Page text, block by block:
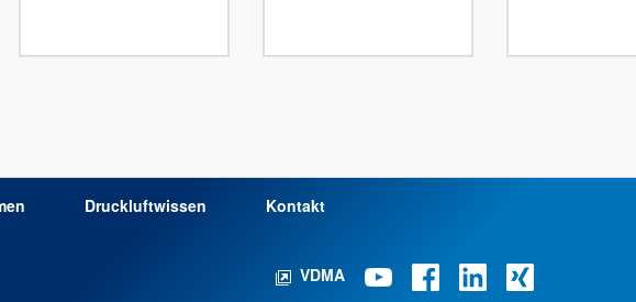
Druckluftwissen Kontakt
VDMA